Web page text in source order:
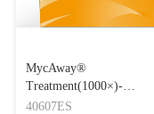
MycAway®
Treatment(1000×)-
Mycoplasma Elimination
40607ES